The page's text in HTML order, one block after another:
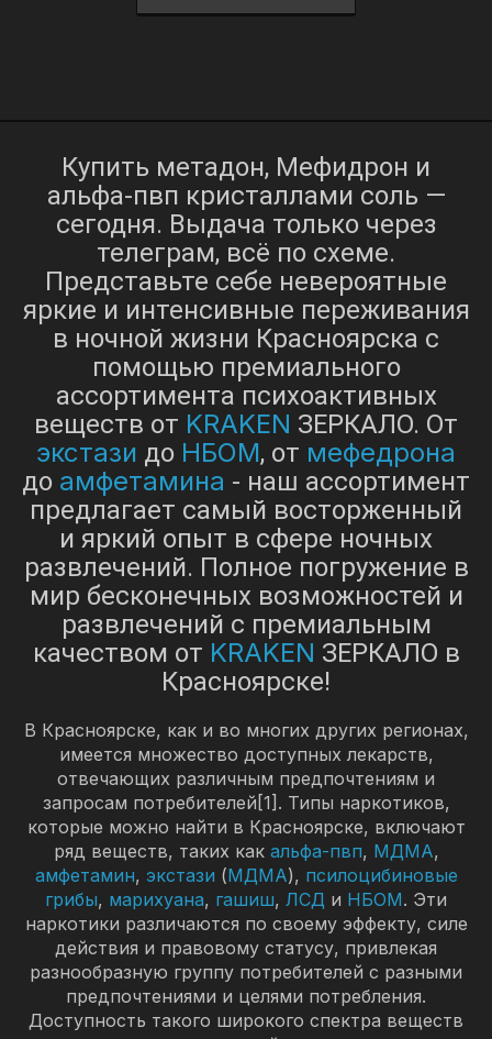
Купить метадон, Мефидрон и
альфа-пвп кристаллами соль —
сегодня. Выдача только через
телеграм, всё по схеме.
Представьте себе невероятные
яркие и интенсивные переживания
в ночной жизни Красноярска с
помощью премиального
ассортимента психоактивных
веществ от KRAKEN ЗЕРКАЛО. От
экстази до НБОМ, от мефедрона
до амфетамина - наш ассортимент
предлагает самый восторженный
и яркий опыт в сфере ночных
развлечений. Полное погружение в
мир бесконечных возможностей и
развлечений с премиальным
качеством от KRAKEN ЗЕРКАЛО в
Красноярске!
В Красноярске, как и во многих других регионах,
имеется множество доступных лекарств,
отвечающих различным предпочтениям и
запросам потребителей[1]. Типы наркотиков,
которые можно найти в Красноярске, включают
ряд веществ, таких как альфа-пвп, МДМА,
амфетамин, экстази (МДМА), псилоцибиновые
грибы, марихуана, гашиш, ЛСД и НБОМ. Эти
наркотики различаются по своему эффекту, силе
действия и правовому статусу, привлекая
разнообразную группу потребителей с разными
предпочтениями и целями потребления.
Доступность такого широкого спектра веществ